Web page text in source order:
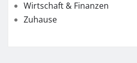
Wirtschaft & Finanzen
Zuhause